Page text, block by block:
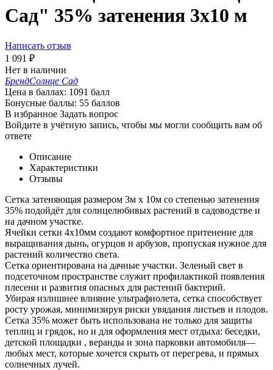
Сад" 35% затенения 3х10 м
Написать отзыв
1 091 ₽
Нет в наличии
БрендСолнце Сад
Цена в баллах: 1091 балл
Бонусные баллы: 55 баллов
В избранное Задать вопрос
Войдите в учётную запись, чтобы мы могли сообщить вам об
ответе
Описание
Характеристики
Отзывы
Cетка затеняющая размером 3м х 10м со степенью затенения
35% подойдёт для солнцелюбивых растений в садоводстве и
на дачном участке.
Ячейки сетки 4х10мм создают комфортное притенение для
выращивания дынь, огурцов и арбузов, пропуская нужное для
растений количество света.
Сетка ориентирована на дачные участки. Зеленый свет в
подсеточном пространстве служит профилактикой появления
плесени и развития опасных для растений бактерий.
Убирая излишнее влияние ультрафиолета, сетка способствует
росту урожая, минимизируя риски увядания листьев и плодов.
Сетка 35% может быть использована не только для защиты
теплиц и грядок, но и для оформления мест отдыха: беседки,
детской площадки , веранды и зона парковки автомобиля—
любых мест, которые хочется скрыть от перегрева, и прямых
солнечных лучей.